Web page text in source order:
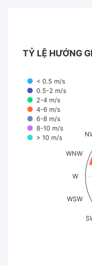
TỶ LỆ HƯỚNG
< 0.5 m/s
0.5-2 m/s
2-4 m/s
4-6 m/s
6-8 m/s
8-10 m/s
> 10 m/s
WSW
W
WNW